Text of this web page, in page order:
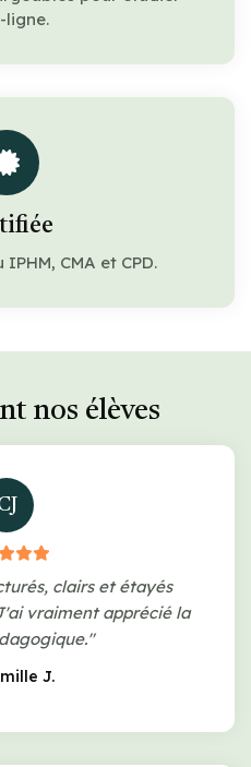
ligne.
CMA et CPD.
nos élèves
clairs et étayés
vraiment apprécié la
J.